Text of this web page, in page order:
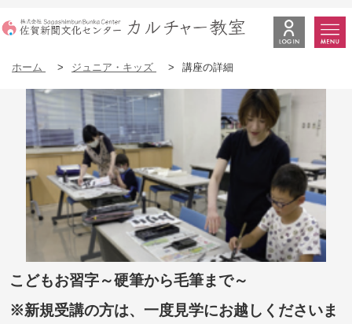
ホーム > ジュニア・キッズ > 講座の詳細
こどもお習字～硬筆から毛筆まで～
※新規受講の方は、一度見学にお越しくださいま